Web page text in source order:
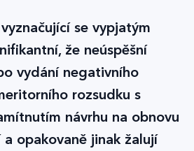
se vypjatým
že neúspěšní
vydání negativního
rozsudku s
návrhu na obnovu
opakovaně jinak žalují